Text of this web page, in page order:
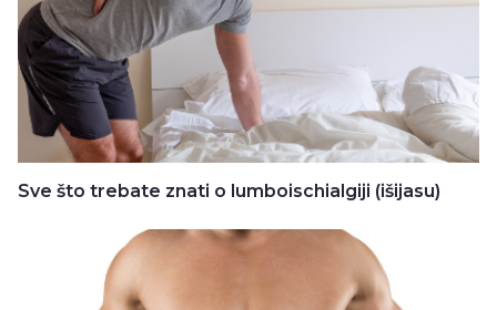
Sve što trebate znati o lumboischialgiji (išijasu)